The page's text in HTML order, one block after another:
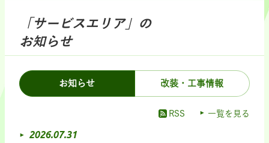
「サービスエリア」の
お知らせ
お知らせ 改装・工事情報
RSS 一覧を見る
2026.07.31